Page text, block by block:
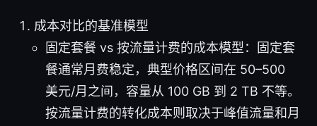
成本对比的基准模型
固定套餐 vs 按流量计费的成本模型：固定套
餐通常月费稳定，典型价格区间在 50–500
美元/月之间，容量从 100 GB 到 2 TB 不等。
按流量计费的转化成本则取决于峰值流量和月